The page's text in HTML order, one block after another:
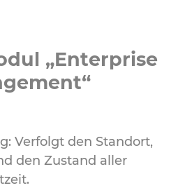
„Enterprise
Verfolgt den Standort,
den Zustand aller